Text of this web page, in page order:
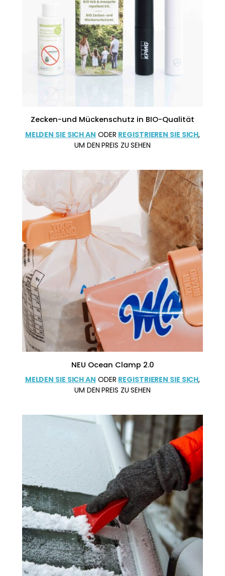
Zecken-und Mückenschutz in BIO-Qualität
MELDEN SIE SICH AN ODER REGISTRIEREN SIE SICH,
UM DEN PREIS ZU SEHEN
NEU Ocean Clamp 2.0
MELDEN SIE SICH AN ODER REGISTRIEREN SIE SICH,
UM DEN PREIS ZU SEHEN